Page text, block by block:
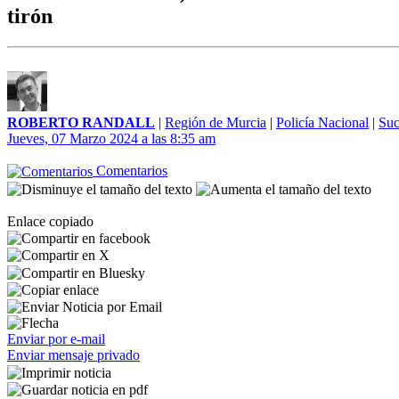
tirón
ROBERTO RANDALL | Región de Murcia | Policía Nacional |
Jueves, 07 Marzo 2024 a las 8:35 am
Comentarios
Enlace copiado
Enviar por e-mail
Enviar mensaje privado